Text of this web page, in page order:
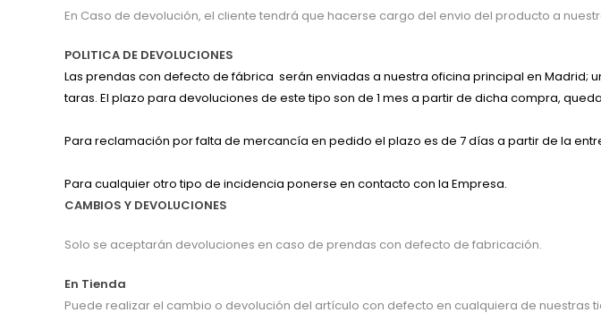
En Caso de devolución, el cliente tendrá que hacerse cargo del envio del producto a
POLITICA DE DEVOLUCIONES
Las prendas con defecto de fábrica serán enviadas a nuestra oficina principal en
taras. El plazo para devoluciones de este tipo son de 1 mes a partir de dicha compra,
Para reclamación por falta de mercancía en pedido el plazo es de 7 días a partir de la
Para cualquier otro tipo de incidencia ponerse en contacto con la Empresa.
CAMBIOS Y DEVOLUCIONES
Solo se aceptarán devoluciones en caso de prendas con defecto de fabricación.
En Tienda
Puede realizar el cambio o devolución del artículo con defecto en cualquiera de